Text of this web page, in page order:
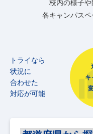
校内の様子
各キャンパスペ
トライなら
状況に
合わせた
対応が可能
キ